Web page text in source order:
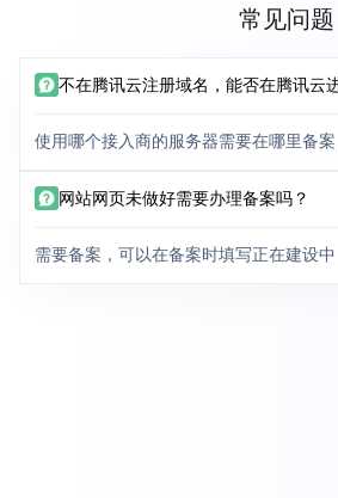
常见问题
不在腾讯云注册域名，能否在腾讯云
使用哪个接入商的服务器需要在哪里备
网站网页未做好需要办理备案吗？
需要备案，可以在备案时填写正在建设中